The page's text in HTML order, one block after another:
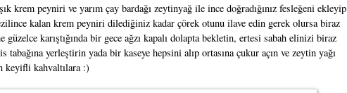
krem peyniri ve yarım çay bardağı zeytinyağ ile ince doğradığınız fesleğeni ekleyip
kalan krem peyniri dilediğiniz kadar çörek otunu ilave edin gerek olursa biraz
karıştığında bir gece ağzı kapalı dolapta bekletin, ertesi sabah elinizi biraz
tabağına yerleştirin yada bir kaseye hepsini alıp ortasına çukur açın ve zeytin yağı
keyifli kahvaltılara :)